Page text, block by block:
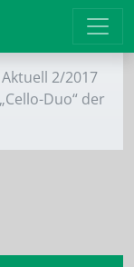
Aktuell 2/2017
Duo“ der